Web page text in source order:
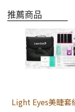
推薦商品
Light Eyes美睫套